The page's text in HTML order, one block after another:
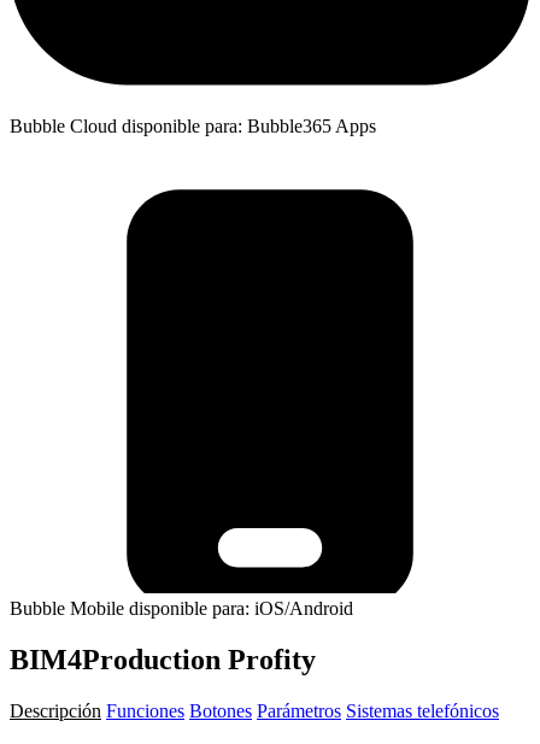
Bubble Cloud disponible para: Bubble365 Apps
Bubble Mobile disponible para: iOS/Android
BIM4Production Profity
Descripción Funciones Botones Parámetros Sistemas telefónicos